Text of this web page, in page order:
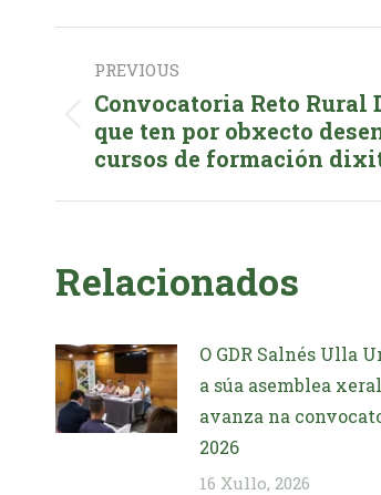
Post
navigation
PREVIOUS
Previous
post:
Convocatoria Reto
que ten por obxecto
cursos de formación
Relacionados
O GDR Salnés Ulla
a súa asemblea
avanza na
2026
16 Xullo, 2026